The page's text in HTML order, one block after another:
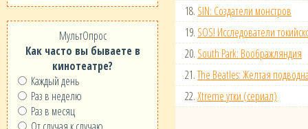
МультОпрос
Как часто вы бываете в
кинотеатре?
Каждый день
Раз в неделю
Раз в месяц
18. SIN: Создатели монстров
19. SOS! Исследователи
20. South Park: Воображляндия
21.The Beatles: Желтая
22.Xtreme утки (сериал)